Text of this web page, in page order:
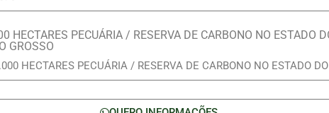
HECTARES PECUÁRIA / RESERVA DE CARBONO NO ESTADO
GROSSO